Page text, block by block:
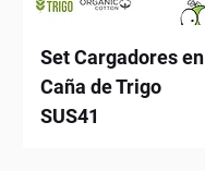
Set Cargadores en
Caña de Trigo
SUS41